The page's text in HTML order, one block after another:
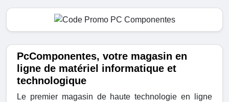
PcComponentes, votre magasin en
ligne de matériel informatique et
technologique
Le premier magasin de haute technologie en ligne